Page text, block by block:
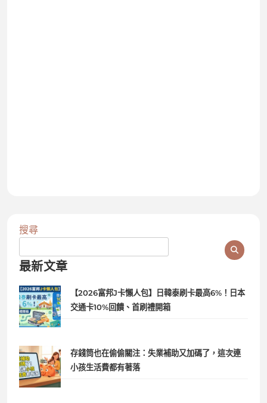
搜尋
最新文章
【2026富邦J卡懶人包】日韓泰刷卡最高6%！日本
交通卡10%回饋、首刷禮開箱
存錢筒也在偷偷關注：失業補助又加碼了，這次連
小孩生活費都有著落